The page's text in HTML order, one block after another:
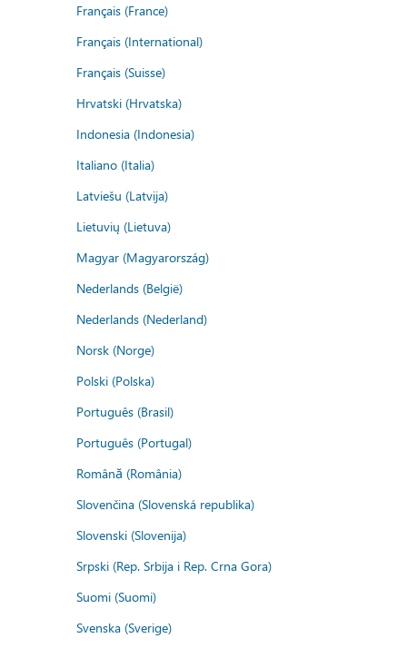
Français (France)
Français (International)
Français (Suisse)
Hrvatski (Hrvatska)
Indonesia (Indonesia)
Italiano (Italia)
Latviešu (Latvija)
Lietuvių (Lietuva)
Magyar (Magyarország)
Nederlands (België)
Nederlands (Nederland)
Norsk (Norge)
Polski (Polska)
Português (Brasil)
Português (Portugal)
Română (România)
Slovenčina (Slovenská republika)
Slovenski (Slovenija)
Srpski (Rep. Srbija i Rep. Crna Gora)
Suomi (Suomi)
Svenska (Sverige)